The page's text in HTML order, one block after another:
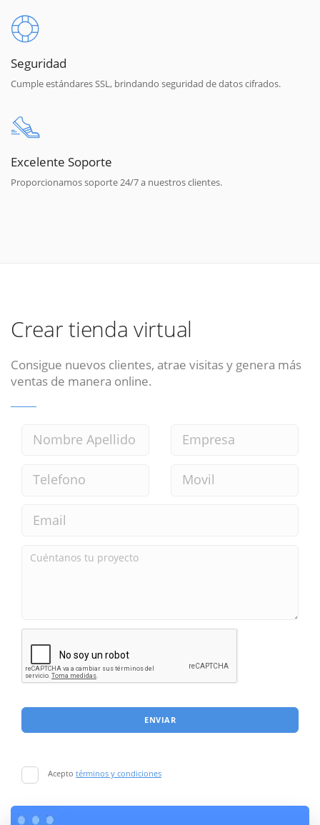
Seguridad
Cumple estándares SSL, brindando seguridad de datos cifrados.
Excelente Soporte
Proporcionamos soporte 24/7 a nuestros clientes.
Crear tienda virtual
Consigue nuevos clientes, atrae visitas y genera más
ventas de manera online.
ENVIAR
Acepto términos y condiciones